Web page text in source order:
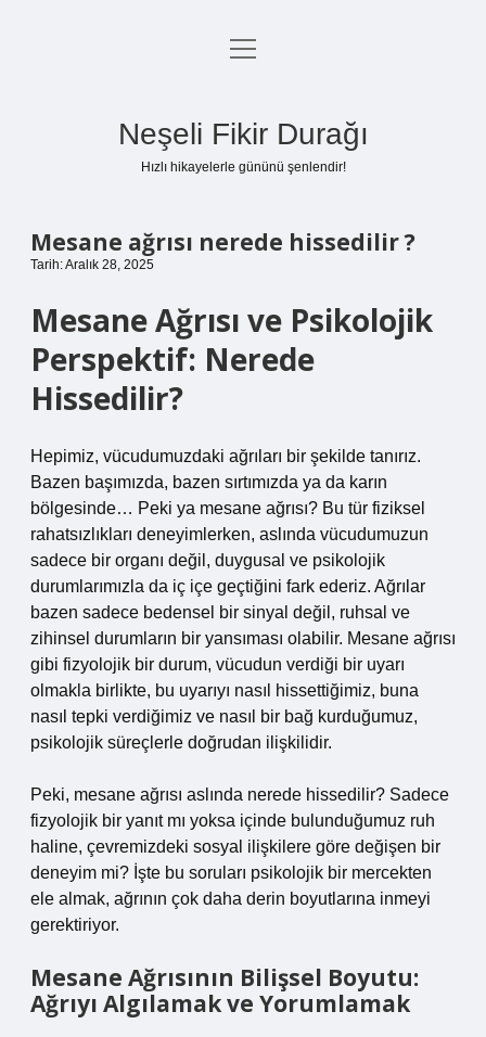
Anasayfa
menüyü
Neşeli Fikir Durağı
Hızlı hikayelerle gününü şenlendir!
Mesane ağrısı nerede hissedilir ?
Tarih: Aralık 28, 2025
Mesane Ağrısı ve Psikolojik
Perspektif: Nerede
Hissedilir?
Hepimiz, vücudumuzdaki ağrıları bir şekilde tanırız.
Bazen başımızda, bazen sırtımızda ya da karın
bölgesinde… Peki ya mesane ağrısı? Bu tür fiziksel
rahatsızlıkları deneyimlerken, aslında vücudumuzun
sadece bir organı değil, duygusal ve psikolojik
durumlarımızla da iç içe geçtiğini fark ederiz. Ağrılar
bazen sadece bedensel bir sinyal değil, ruhsal ve
zihinsel durumların bir yansıması olabilir. Mesane ağrısı
gibi fizyolojik bir durum, vücudun verdiği bir uyarı
olmakla birlikte, bu uyarıyı nasıl hissettiğimiz, buna
nasıl tepki verdiğimiz ve nasıl bir bağ kurduğumuz,
psikolojik süreçlerle doğrudan ilişkilidir.
Peki, mesane ağrısı aslında nerede hissedilir? Sadece
fizyolojik bir yanıt mı yoksa içinde bulunduğumuz ruh
haline, çevremizdeki sosyal ilişkilere göre değişen bir
deneyim mi? İşte bu soruları psikolojik bir mercekten
ele almak, ağrının çok daha derin boyutlarına inmeyi
gerektiriyor.
Mesane Ağrısının Bilişsel Boyutu:
Ağrıyı Algılamak ve Yorumlamak